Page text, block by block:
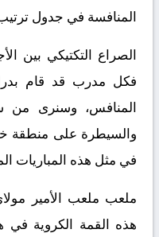
المنافسة في جدول
الصراع التكتيكي بين
فكل مدرب قد قام
المنافس، وسنرى
والسيطرة على منطقة
في مثل هذه المباريات
ملعب ملعب الأمير
هذه القمة الكروية في